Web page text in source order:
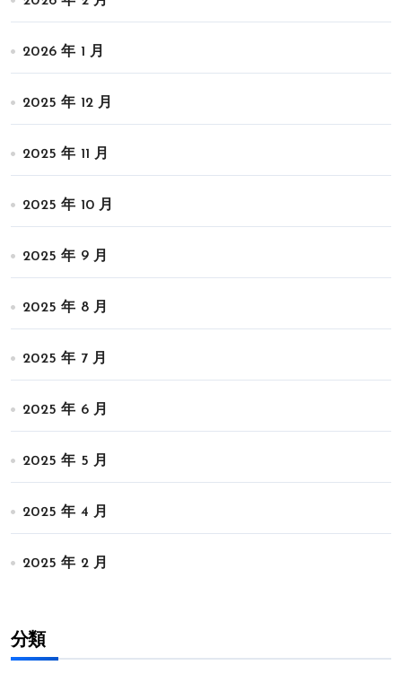
2026 年 1 月
2025 年 12 月
2025 年 11 月
2025 年 10 月
2025 年 9 月
2025 年 8 月
2025 年 7 月
2025 年 6 月
2025 年 5 月
2025 年 4 月
2025 年 2 月
分類